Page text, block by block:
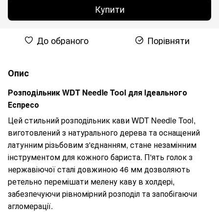
Купити
До обраного Порівняти
Опис
Розподільник WDT Needle Tool для Ідеального
Еспресо
Цей стильний розподільник кави WDT Needle Tool,
виготовлений з натурального дерева та оснащений
латунним різьбовим з'єднанням, стане незамінним
інструментом для кожного бариста. П'ять голок з
нержавіючої сталі довжиною 46 мм дозволяють
ретельно перемішати мелену каву в холдері,
забезпечуючи рівномірний розподіл та запобігаючи
агломерації.